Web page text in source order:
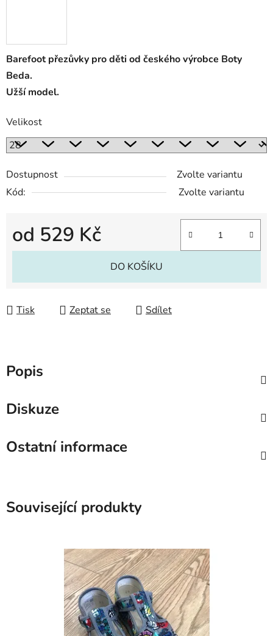
Barefoot přezůvky pro děti od českého výrobce Boty
Beda.
Užší model.
Velikost
Dostupnost
Zvolte variantu
Kód:
Zvolte variantu
od 529 Kč
Měrná cena:
DO KOŠÍKU
Tisk Zeptat se Sdílet
Popis
Diskuze
Ostatní informace
Související produkty